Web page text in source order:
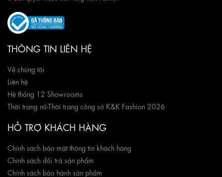
THÔNG TIN LIÊN HỆ
Về chúng tôi
Liên hệ
Hệ thống 12 Showrooms
Thời trang nữ-Thời trang công sở K&K Fashion 2026
HỖ TRỢ KHÁCH HÀNG
Chính sách bảo mật thông tin khách hàng
Chính sách đổi trả sản phẩm
Chính sách bảo hành sản phẩm